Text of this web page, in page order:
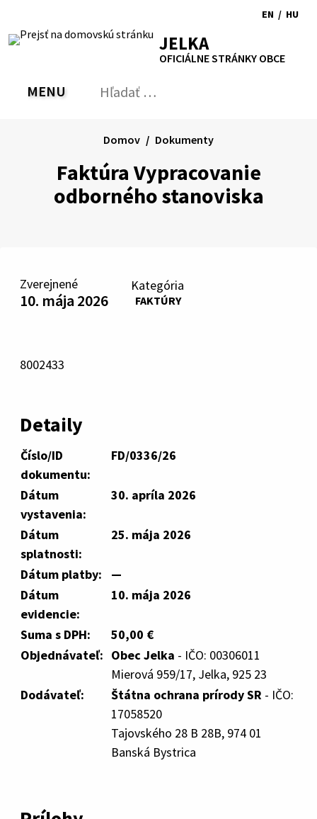
obsah
RSS MapaTlačiť
Zvýšiť
kontrast
písmapísma
EN
to
/ HU
JELKA
OFICIÁLNE STRÁNKY OBCE
PREPNÚŤ
MENU Hľadať:
Faktúra Vypracovanie
odborného stanoviska
Domov Dokumenty
Zverejnené
10. mája 2026
Kategória
FAKTÚRY
8002433
Detaily
Číslo/ID
dokumentu:
FD/0336/26
Dátum
vystavenia:
30. apríla 2026
Dátum
splatnosti:
25. mája 2026
Dátum platby:
—
Dátum
evidencie:
10. mája 2026
Suma s DPH:
50,00 €
Objednávateľ: Obec Jelka - IČO: 00306011
Mierová 959/17, Jelka, 925 23
Dodávateľ:
Štátna ochrana prírody SR - IČO:
17058520
Tajovského 28 B 28B, 974 01
Banská Bystrica